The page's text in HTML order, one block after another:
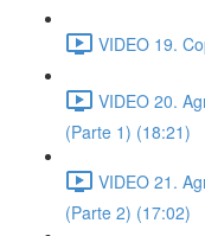
VIDEO 19.
VIDEO 20.
(Parte 1) (18:21)
VIDEO 21.
(Parte 2) (17:02)